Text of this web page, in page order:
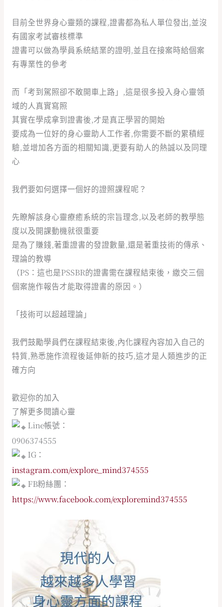
目前全世界身心靈類的課程,證書都為私人單位發出,並沒
有國家考試審核標準
證書可以做為學員系統結業的證明,並且在接案時給個案
有專業性的參考
而「考到駕照卻不敢開車上路」,這是很多投入身心靈領
域的人真實寫照
其實在學成拿到證書後,才是真正學習的開始
要成為一位好的身心靈助人工作者,你需要不斷的累積經
驗,並增加各方面的相關知識,更要有助人的熱誠以及同理
心
我們要如何選擇一個好的證照課程呢？
先瞭解該身心靈療癒系統的宗旨理念,以及老師的教學態
度以及開課動機就很重要
是為了賺錢,著重證書的發證數量,還是著重技術的傳承、
理論的教導
（PS：這也是PSSBR的證書需在課程結束後，繳交三個
個案施作報告才能取得證書的原因。）
「技術可以超越理論」
我們鼓勵學員們在課程結束後,內化課程內容加入自己的
特質,熟悉施作流程後延伸新的技巧,這才是人類進步的正
確方向
歡迎你的加入
了解更多閱讀心靈
Line帳號：
0906374555
IG：
instagram.com/explore_mind374555
FB粉絲團 ：
https://www.facebook.com/exploremind374555